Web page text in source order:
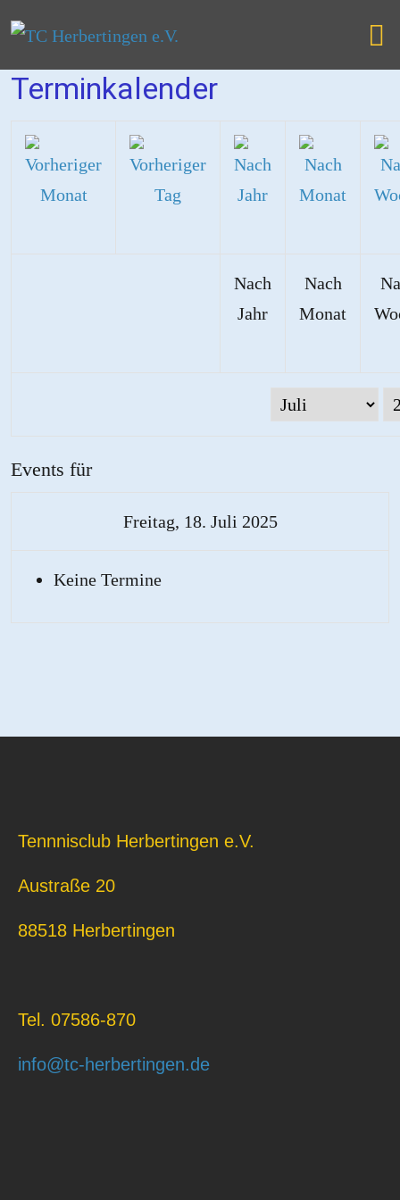
Terminkalender
Nach
Jahr
Nach
Monat
Events für
Freitag, 18. Juli 2025
Keine Termine
Tennnisclub Herbertingen e.V.
Austraße 20
88518 Herbertingen
Tel. 07586-870
info@tc-herbertingen.de